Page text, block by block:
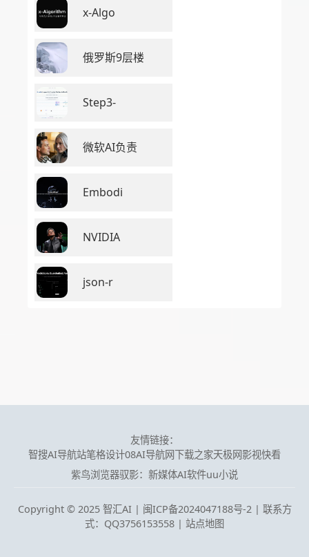
x-Algo
俄罗斯9层楼
Step3-
微软AI负责
Embodi
NVIDIA
json-r
友情链接：
智搜AI导航站笔格设计08AI导航网下载之家天极网影视快看
紫鸟浏览器驭影：新媒体AI软件uu小说
Copyright © 2025 智汇AI | 闽ICP备2024047188号-2 | 联系方
式：QQ3756153558 | 站点地图